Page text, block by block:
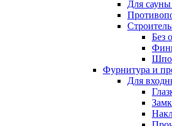
Для
Без
Фурнитура и
Для